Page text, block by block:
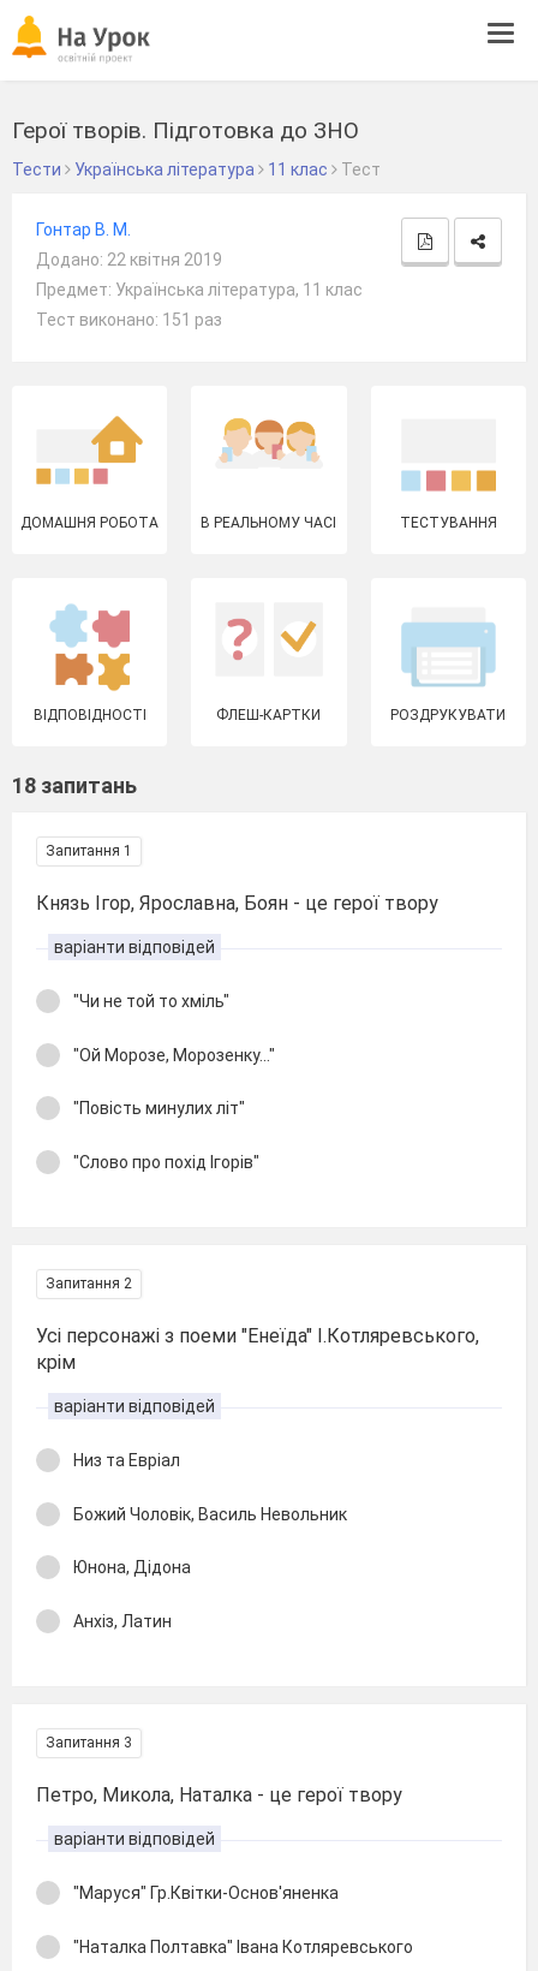
Герої творів. Підготовка до ЗНО
Тести Українська література 11 клас Тест
Гонтар В. М.
Додано: 22 квітня 2019
Предмет: Українська література, 11 клас
Тест виконано: 151 раз
ДОМАШНЯ РОБОТА В РЕАЛЬНОМУ ЧАСІ ТЕСТУВАННЯ
ВІДПОВІДНОСТІ ФЛЕШ-КАРТКИ РОЗДРУКУВАТИ
18 запитань
Запитання 1
Князь Ігор, Ярославна, Боян - це герої твору
варіанти відповідей
"Чи не той то хміль"
"Ой Морозе, Морозенку..."
"Повість минулих літ"
"Слово про похід Ігорів"
Запитання 2
Усі персонажі з поеми "Енеїда" І.Котляревського,
крім
варіанти відповідей
Низ та Евріал
Божий Чоловік, Василь Невольник
Юнона, Дідона
Анхіз, Латин
Запитання 3
Петро, Микола, Наталка - це герої твору
варіанти відповідей
"Маруся" Гр.Квітки-Основ'яненка
"Наталка Полтавка" Івана Котляревського